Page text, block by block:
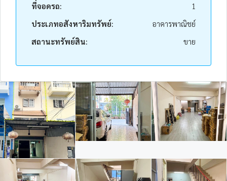
ที่จอดรถ:
1
ประเภทอสังหาริมทรัพย์:
อาคารพาณิชย์
สถานะทรัพย์สิน:
ขาย